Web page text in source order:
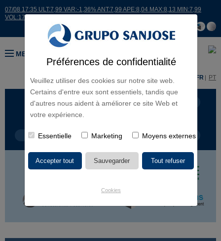
Préférences de confidentialité
Veuillez utiliser des cookies sur notre site web.
Certains d'entre eux sont essentiels, tandis que
d'autres nous aident à améliorer ce site Web et
votre expérience.
Essentielle Marketing Moyens externes
Cookies
07/08 17:35 ULT:7,99 VAR:-1,36% ANT:7,99 APE:8,04 MAX:8,13 MIN:7,99
VOL:17664
MENU
ES FR PT
LIGNES D'ACTIVITÉ CONTINENTS
TYPE DE PROJET NOM DU PROJET